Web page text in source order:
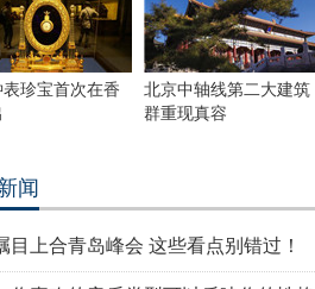
珍宝首次在香
北京中轴线第二大建筑
群重现真容
闻
目上合青岛峰会 这些看点别错过！